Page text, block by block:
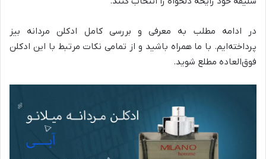
در ادامه مطلب به معرفی و بررسی کامل ادکلن مردانه بیز
پرداخته‌ایم. با ما همراه باشید و از تمامی نکات مرتبط با این ادکلن
فوق‌العاده مطلع شوید.